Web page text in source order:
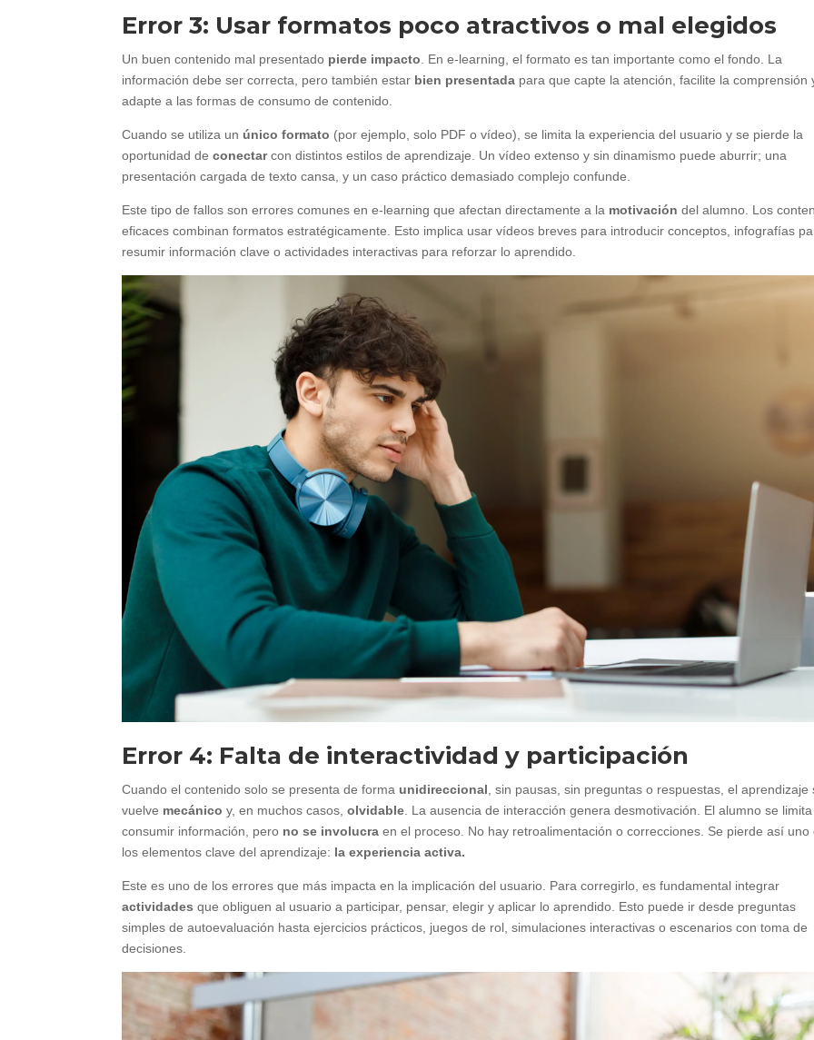
Error 3: Usar formatos poco atractivos o mal elegidos
Un buen contenido mal presentado pierde impacto . En e-learning, el formato es tan importante como el fondo. La
información debe ser correcta, pero también estar bien presentada para que capte la atención, facilite la comprensión
adapte a las formas de consumo de contenido.
Cuando se utiliza un único formato (por ejemplo, solo PDF o vídeo), se limita la experiencia del usuario y se pierde la
oportunidad deconectarcon distintos estilos de aprendizaje. Un vídeo extenso y sin dinamismo puede aburrir; una
presentación cargada de texto cansa, y un caso práctico demasiado complejo confunde.
Este tipo de fallos son errores comunes en e-learning que afectan directamente a la motivación del alumno. Los
eficaces combinan formatos estratégicamente. Esto implica usar vídeos breves para introducir conceptos, infografías
resumir información clave o actividades interactivas para reforzar lo aprendido.
Error 4: Falta de interactividad y participación
Cuando el contenido solo se presenta de forma unidireccional, sin pausas, sin preguntas o respuestas, el aprendizaje
vuelve mecánico y, en muchos casos,olvidable. La ausencia de interacción genera desmotivación. El alumno se
consumir información, pero no se involucra en el proceso. No hay retroalimentación o correcciones. Se pierde así uno
los elementos clave del aprendizaje: la experiencia activa.
Este es uno de los errores que más impacta en la implicación del usuario. Para corregirlo, es fundamental integrar
actividades que obliguen al usuario a participar, pensar, elegir y aplicar lo aprendido. Esto puede ir desde preguntas
simples de autoevaluación hasta ejercicios prácticos, juegos de rol, simulaciones interactivas o escenarios con toma de
decisiones.